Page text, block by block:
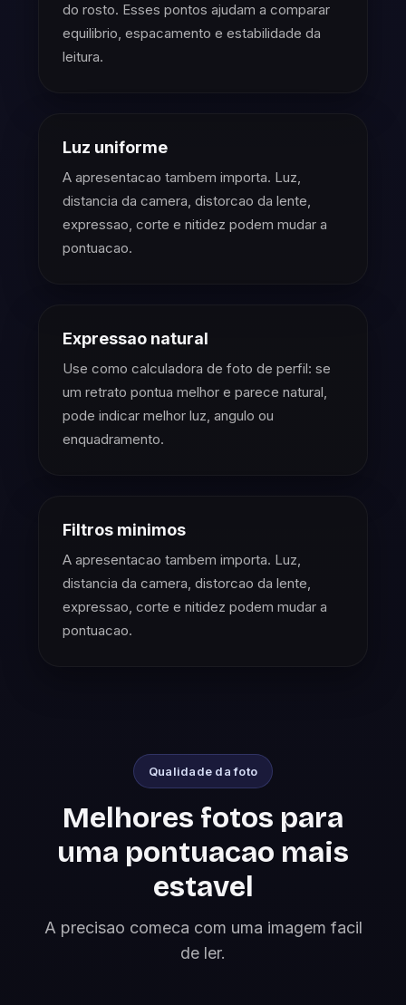
do rosto. Esses pontos ajudam a comparar
equilibrio, espacamento e estabilidade da
leitura.
Luz uniforme
A apresentacao tambem importa. Luz,
distancia da camera, distorcao da lente,
expressao, corte e nitidez podem mudar a
pontuacao.
Expressao natural
Use como calculadora de foto de perfil: se
um retrato pontua melhor e parece natural,
pode indicar melhor luz, angulo ou
enquadramento.
Filtros minimos
A apresentacao tambem importa. Luz,
distancia da camera, distorcao da lente,
expressao, corte e nitidez podem mudar a
pontuacao.
Qualidade da foto
Melhores fotos para
uma pontuacao mais
estavel
A precisao comeca com uma imagem facil
de ler.